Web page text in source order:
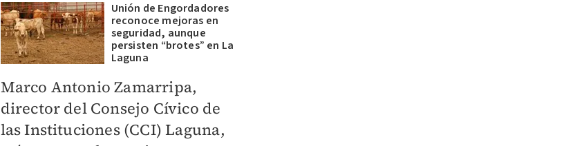
Unión de Engordadores
reconoce mejoras en
seguridad, aunque
persisten “brotes” en La
Laguna
Marco Antonio Zamarripa,
director del Consejo Cívico de
las Instituciones (CCI) Laguna,